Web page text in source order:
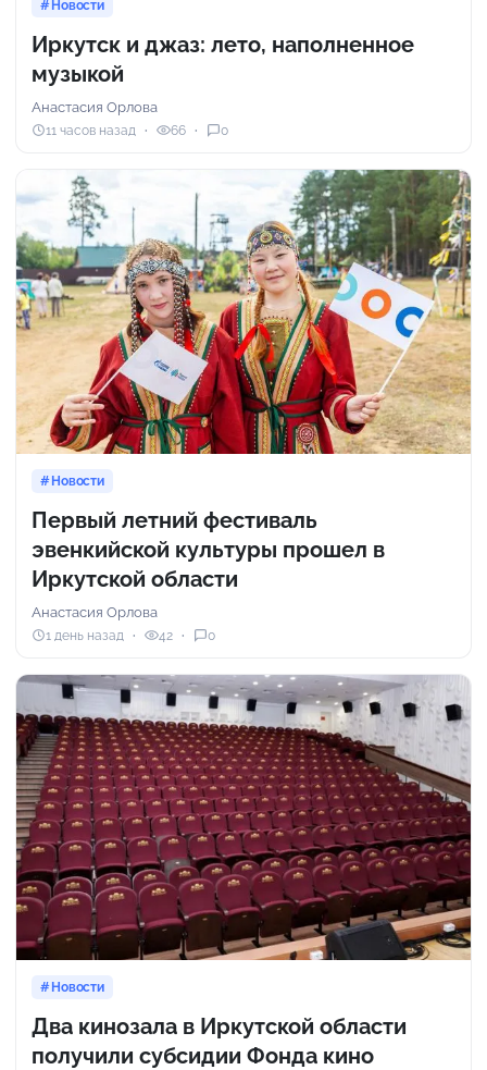
Новости
Иркутск и джаз: лето, наполненное
музыкой
Анастасия Орлова
11 часов назад 66 0
Новости
Первый летний фестиваль
эвенкийской культуры прошел в
Иркутской области
Анастасия Орлова
1 день назад 42 0
Новости
Два кинозала в Иркутской области
получили субсидии Фонда кино